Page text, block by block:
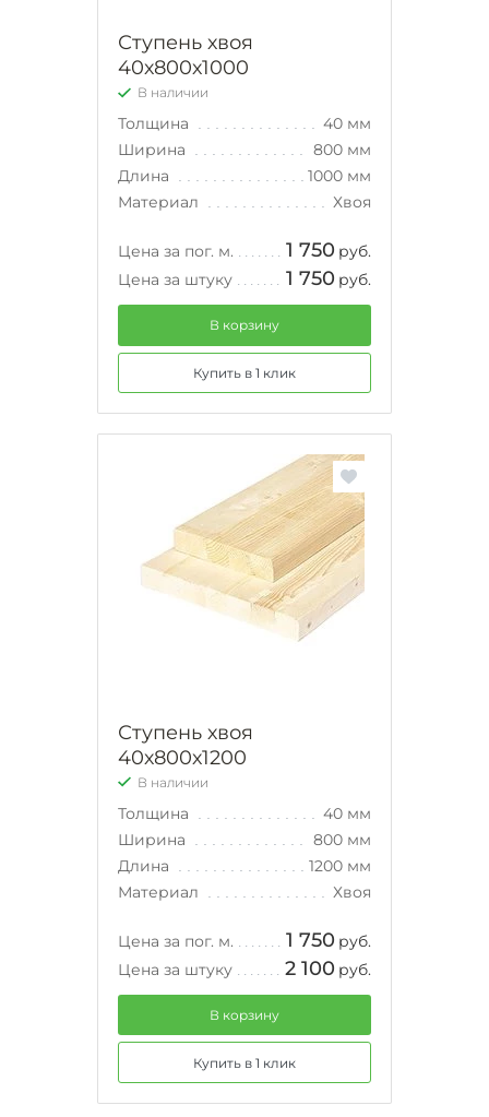
Ступень хвоя
40х800х1000
В наличии
Толщина
40 мм
Ширина
800 мм
Длина
1000 мм
Материал
Хвоя
Цена за пог. м. 1 750 руб.
Цена за штуку
1 750 руб.
В корзину
Купить в 1 клик
Ступень хвоя
40х800х1200
В наличии
Толщина
40 мм
Ширина
800 мм
Длина
1200 мм
Материал
Хвоя
Цена за пог. м. 1 750 руб.
Цена за штуку
2 100 руб.
В корзину
Купить в 1 клик